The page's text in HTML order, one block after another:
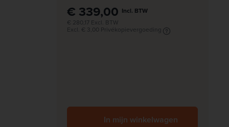
€ 339,00 Incl. BTW
€ 280,17 Excl. BTW
Excl. € 3,00 Privékopievergoeding
In mijn winkelwagen